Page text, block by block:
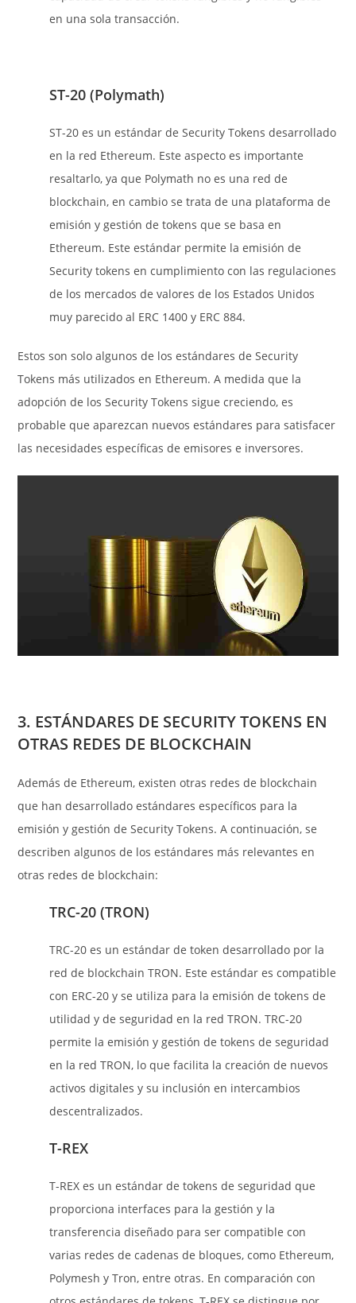
en una sola transacción.
ST-20 (Polymath)
ST-20 es un estándar de Security Tokens desarrollado
en la red Ethereum. Este aspecto es importante
resaltarlo, ya que Polymath no es una red de
blockchain, en cambio se trata de una plataforma de
emisión y gestión de tokens que se basa en
Ethereum. Este estándar permite la emisión de
Security tokens en cumplimiento con las regulaciones
de los mercados de valores de los Estados Unidos
muy parecido al ERC 1400 y ERC 884.
Estos son solo algunos de los estándares de Security
Tokens más utilizados en Ethereum. A medida que la
adopción de los Security Tokens sigue creciendo, es
probable que aparezcan nuevos estándares para satisfacer
las necesidades específicas de emisores e inversores.
3. ESTÁNDARES DE SECURITY TOKENS EN
OTRAS REDES DE BLOCKCHAIN
Además de Ethereum, existen otras redes de blockchain
que han desarrollado estándares específicos para la
emisión y gestión de Security Tokens. A continuación, se
describen algunos de los estándares más relevantes en
otras redes de blockchain:
TRC-20 (TRON)
TRC-20 es un estándar de token desarrollado por la
red de blockchain TRON. Este estándar es compatible
con ERC-20 y se utiliza para la emisión de tokens de
utilidad y de seguridad en la red TRON. TRC-20
permite la emisión y gestión de tokens de seguridad
en la red TRON, lo que facilita la creación de nuevos
activos digitales y su inclusión en intercambios
descentralizados.
T-REX
T-REX es un estándar de tokens de seguridad que
proporciona interfaces para la gestión y la
transferencia diseñado para ser compatible con
varias redes de cadenas de bloques, como Ethereum,
Polymesh y Tron, entre otras. En comparación con